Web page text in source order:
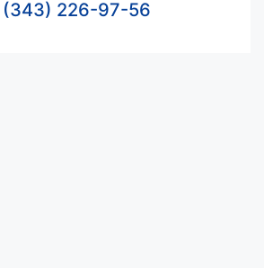
(343) 226-97-56